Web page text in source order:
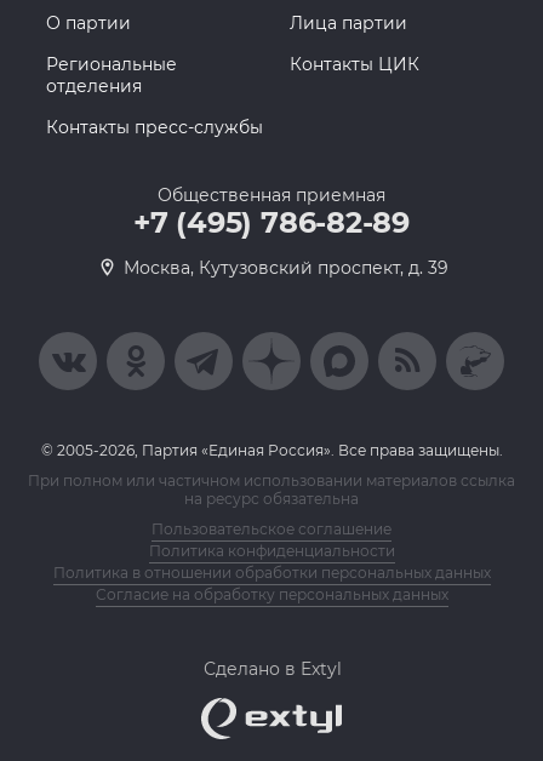
О партии
Лица партии
Региональные
отделения
Контакты ЦИК
Контакты пресс-службы
Общественная приемная
+7 (495) 786-82-89
Москва, Кутузовский проспект, д. 39
© 2005-2026, Партия «Единая Россия». Все права защищены.
При полном или частичном использовании материалов ссылка
на ресурс обязательна
Пользовательское соглашение
Политика конфиденциальности
Политика в отношении обработки персональных данных
Согласие на обработку персональных данных
Сделано в Extyl